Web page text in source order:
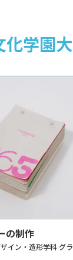
学園
の制作
イン・造形学科 グ